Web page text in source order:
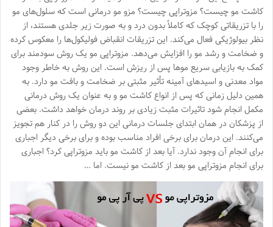
کاشت مو چیست؟ مزوتراپی چیست؟ مزو مو درمانی است که سلول‌های مو
را با تزریقاتی کوچک که کاملاً بدون درد و به صورت زیر جلدی هستند، از
نظر بیولوژیکی فعال می‌کند. این تزریقات انقباض فولیکول‌ها را معکوس کرده
و ضخامت و رشد مو را افزایش می‌دهد. مزوتراپی‌ مو یک روش سودمند برای
کمک به بازیابی سریع موها پس از ریزش است. این روش به خاطر وجود
مواد معدنی و اسیدهای آمینه تأثیر مثبتی بر ضخامت و بافت مو دارد. به
همین دلیل زمانی که پس از انواع کاشت مو و به عنوان یک روش درمانی
مکمل انجام شود تاثیرات مثبت زیادی بر‌ روند درمان خواهد داشت. بعضی
از پزشکان در همان ابتدای جلسات درمانی این دو روش را در کنار هم تجویز‌
می‌کنند. این درمان‌ برای برخی افراد مناسب بوده و‌ برای برخی‌ دیگر اجباری
برای انجام‌ آن وجود ندارد. آیا بعد از کاشت مو باید مزوتراپی کرد؟ اجباری
برای انجام مزوتراپی مو بعد از کاشت مو نیست. اما …